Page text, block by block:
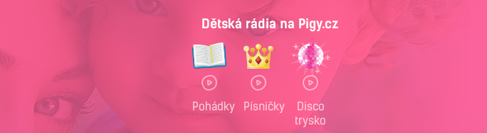
Dětská rádia na Pigy.cz
Pohádky Písničky
Disco
trysko